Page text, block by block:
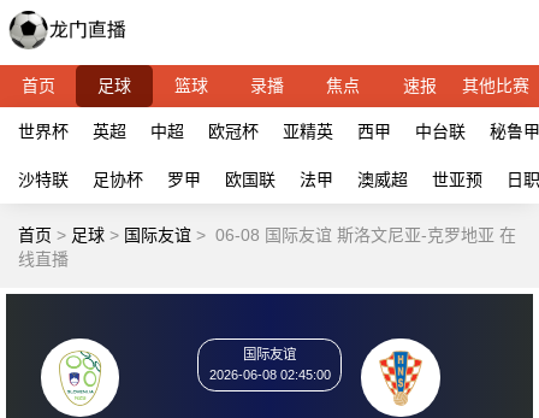
首页 足球 篮球 录播 焦点 速报 其他比赛
世界杯 英超 中超 欧冠杯 亚精英 西甲 中台联 秘鲁甲
沙特联 足协杯 罗甲 欧国联 法甲 澳威超 世亚预 日
首页 > 足球 > 国际友谊 > 06-08 国际友谊 斯洛文尼亚-克罗地亚 在
线直播